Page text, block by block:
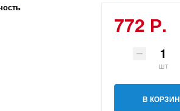
772 Р.
шт
В